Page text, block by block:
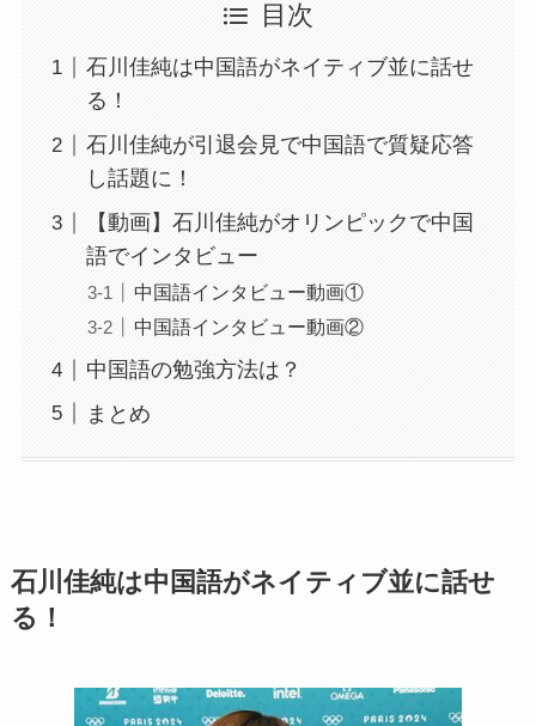
目次
石川佳純は中国語がネイティブ並に話せ
る！
石川佳純が引退会見で中国語で質疑応答
し話題に！
【動画】石川佳純がオリンピックで中国
語でインタビュー
中国語インタビュー動画①
中国語インタビュー動画②
中国語の勉強方法は？
まとめ
石川佳純は中国語がネイティブ並に話せ
る！